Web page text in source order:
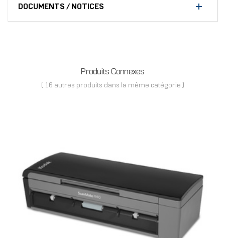
DOCUMENTS / NOTICES
Produits Connexes
( 16 autres produits dans la même catégorie )